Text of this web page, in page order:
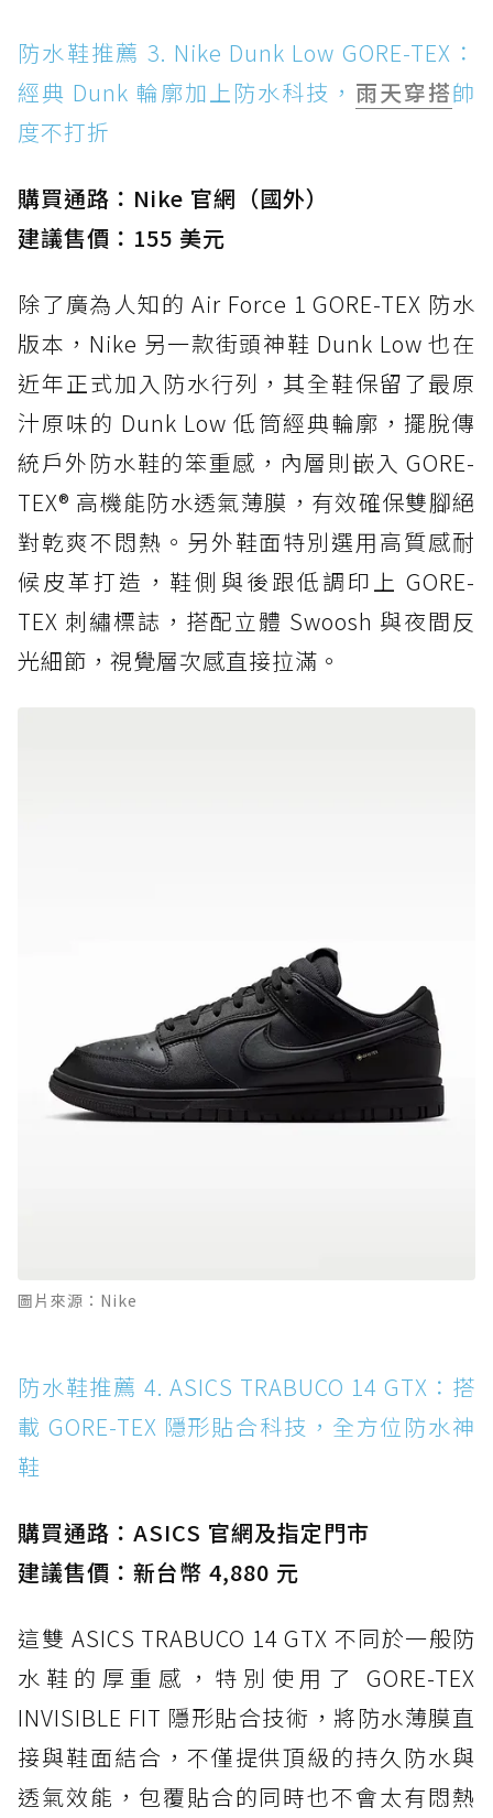
防水鞋推薦 3. Nike Dunk Low GORE-TEX：
經典 Dunk 輪廓加上防水科技， 雨天穿搭帥
度不打折
購買通路：Nike 官網（國外）
建議售價：155 美元
除了廣為人知的 Air Force 1 GORE-TEX 防水
版本，Nike 另一款街頭神鞋 Dunk Low 也在
近年正式加入防水行列，其全鞋保留了最原
汁原味的 Dunk Low 低筒經典輪廓，擺脫傳
統戶外防水鞋的笨重感，內層則嵌入 GORE-
TEX® 高機能防水透氣薄膜，有效確保雙腳絕
對乾爽不悶熱。另外鞋面特別選用高質感耐
候皮革打造，鞋側與後跟低調印上 GORE-
TEX 刺繡標誌，搭配立體 Swoosh 與夜間反
光細節，視覺層次感直接拉滿。
圖片來源：Nike
防水鞋推薦 4. ASICS TRABUCO 14 GTX：搭
載 GORE-TEX 隱形貼合科技，全方位防水神
鞋
購買通路：ASICS 官網及指定門市
建議售價：新台幣 4,880 元
這雙 ASICS TRABUCO 14 GTX 不同於一般防
水鞋的厚重感，特別使用了 GORE-TEX
INVISIBLE FIT 隱形貼合技術，將防水薄膜直
接與鞋面結合，不僅提供頂級的持久防水與
透氣效能，包覆貼合的同時也不會太有悶熱